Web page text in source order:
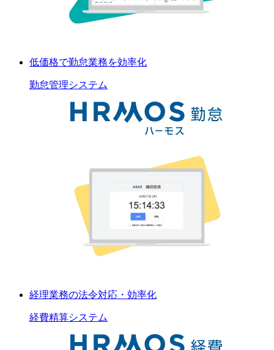
低価格で勤怠業務を効率化
勤怠管理システム
経理業務の法令対応・効率化
経費精算システム